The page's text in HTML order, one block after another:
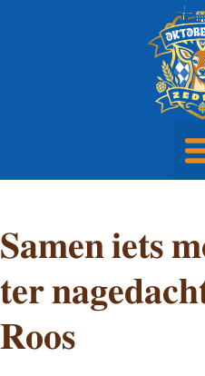
𝐒𝐚𝐦𝐞𝐧 𝐢𝐞𝐭𝐬
𝐭𝐞𝐫
𝐑𝐨𝐨𝐬